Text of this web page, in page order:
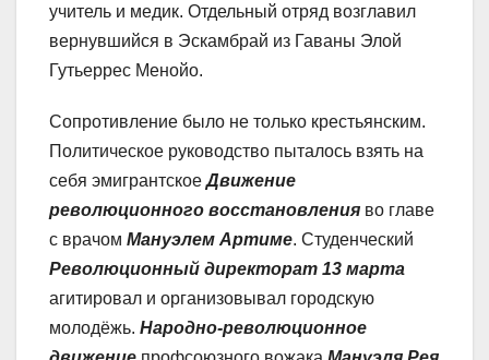
учитель и медик. Отдельный отряд возглавил
вернувшийся в Эскамбрай из Гаваны Элой
Гутьеррес Менойо.
Сопротивление было не только крестьянским.
Политическое руководство пыталось взять на
себя эмигрантскоеДвижение
революционного восстановления во главе
с врачом Мануэлем Артиме. Студенческий
Революционный директорат 13 марта
агитировал и организовывал городскую
молодёжь. Народно-революционное